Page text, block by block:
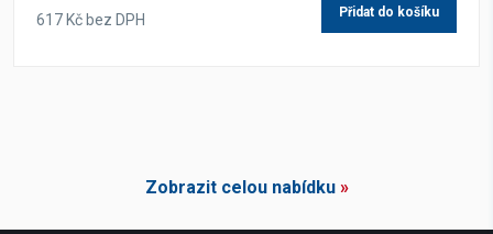
617 Kč bez DPH Přidat do košíku
Zobrazit celou nabídku»